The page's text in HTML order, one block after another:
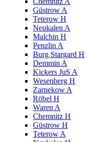
Güstrow A
Teterow H
Neukalen A
Malchin H
Penzlin A
Burg Stargard H
Demmin A
Kickers JuS A
Wesenberg H
Zarnekow A
Röbel H
Waren A
Chemnitz H
Güstrow H
Teterow A